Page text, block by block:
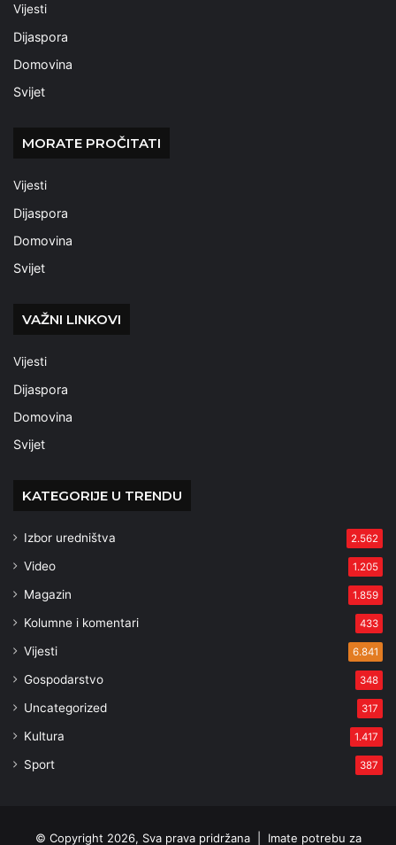
Vijesti
Dijaspora
Domovina
Svijet
MORATE PROČITATI
Vijesti
Dijaspora
Domovina
Svijet
VAŽNI LINKOVI
Vijesti
Dijaspora
Domovina
Svijet
KATEGORIJE U TRENDU
Izbor uredništva 2.562
Video 1.205
Magazin 1.859
Kolumne i komentari 433
Vijesti 6.841
Gospodarstvo 348
Uncategorized 317
Kultura 1.417
Sport 387
© Copyright 2026, Sva prava pridržana | Imate potrebu za